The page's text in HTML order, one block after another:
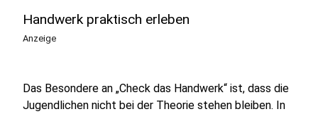
Handwerk praktisch erleben
Anzeige
Das Besondere an „Check das Handwerk“ ist, dass die
Jugendlichen nicht bei der Theorie stehen bleiben. In